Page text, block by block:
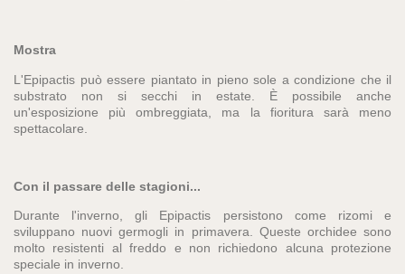
Mostra
L'Epipactis può essere piantato in pieno sole a condizione che il
substrato non si secchi in estate. È possibile anche
un'esposizione più ombreggiata, ma la fioritura sarà meno
spettacolare.
Con il passare delle stagioni...
Durante l'inverno, gli Epipactis persistono come rizomi e
sviluppano nuovi germogli in primavera. Queste orchidee sono
molto resistenti al freddo e non richiedono alcuna protezione
speciale in inverno.